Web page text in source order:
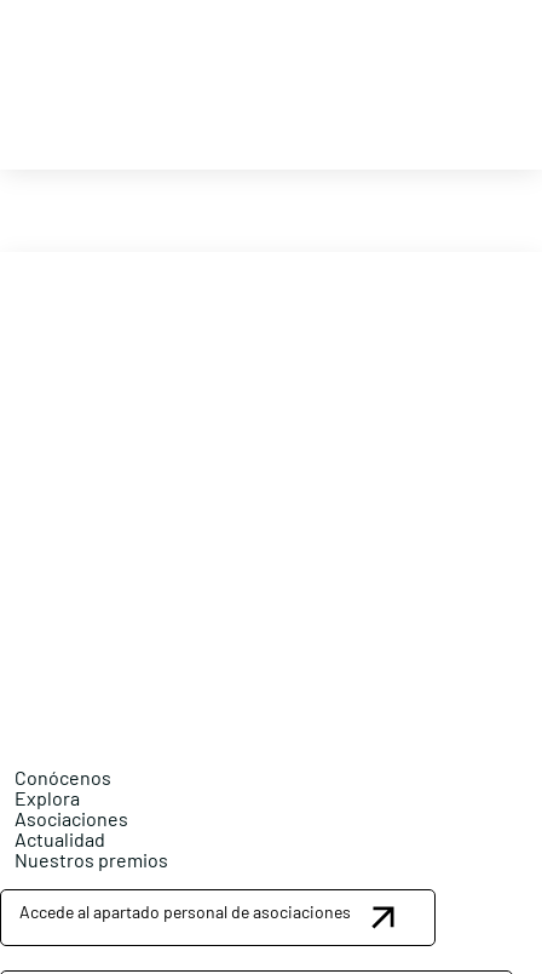
Conócenos
Explora
Asociaciones
Actualidad
Nuestros premios
Accede al apartado personal de asociaciones